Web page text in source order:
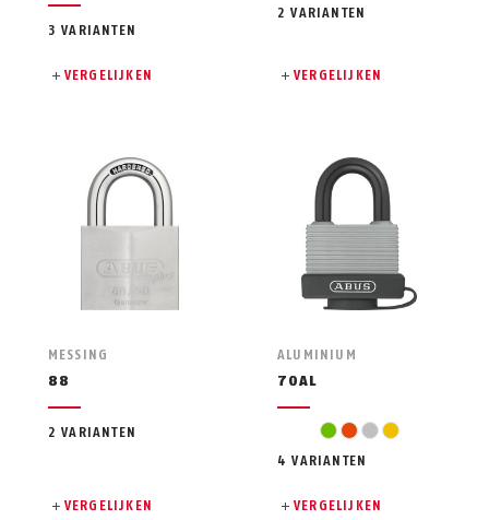
3 VARIANTEN
VERGELIJKEN
2 VARIANTEN
VERGELIJKEN
MESSING
88
2 VARIANTEN
VERGELIJKEN
ALUMINIUM
70AL
greenorange
silveryellow
4 VARIANTEN
VERGELIJKEN